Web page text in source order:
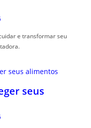
e transformar seu
seus